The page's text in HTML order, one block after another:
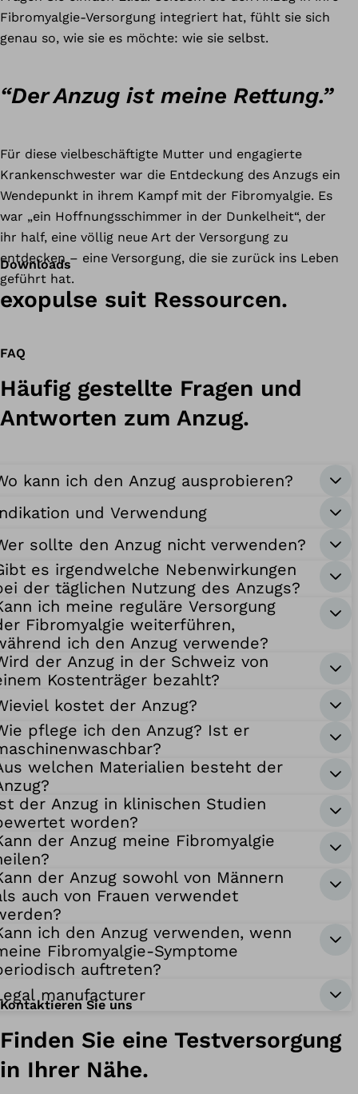
Fibromyalgie-Versorgung integriert hat, fühlt sie sich
genau so, wie sie es möchte: wie sie selbst.
“Der Anzug ist meine Rettung.”
Für diese vielbeschäftigte Mutter und engagierte
Krankenschwester war die Entdeckung des Anzugs ein
Wendepunkt in ihrem Kampf mit der Fibromyalgie. Es
war „ein Hoffnungsschimmer in der Dunkelheit“, der
ihr half, eine völlig neue Art der Versorgung zu
entdecken – eine Versorgung, die sie zurück ins Leben
geführt hat.
Downloads
exopulse suit Ressourcen.
FAQ
Häufig gestellte Fragen und
Antworten zum Anzug.
kann ich den Anzug ausprobieren?
und Verwendung
sollte den Anzug nicht verwenden?
es irgendwelche Nebenwirkungen
der täglichen Nutzung des Anzugs?
ich meine reguläre Versorgung
Fibromyalgie weiterführen,
ich den Anzug verwende?
der Anzug in der Schweiz von
Kostenträger bezahlt?
kostet der Anzug?
pflege ich den Anzug? Ist er
welchen Materialien besteht der
der Anzug in klinischen Studien
worden?
der Anzug meine Fibromyalgie
der Anzug sowohl von Männern
auch von Frauen verwendet
ich den Anzug verwenden, wenn
Fibromyalgie-Symptome
auftreten?
manufacturer
Kontaktieren Sie uns
Finden Sie eine Testversorgung
in Ihrer Nähe.